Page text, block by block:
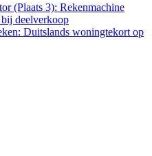
(Plaats 3): Rekenmachine
deelverkoop
Duitslands woningtekort op